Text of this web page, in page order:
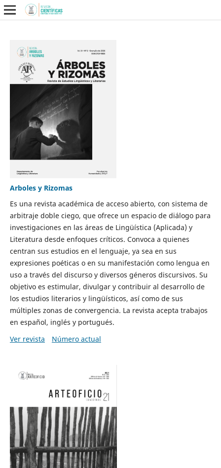
Arboles y Rizomas
Es una revista académica de acceso abierto, con sistema de
arbitraje doble ciego, que ofrece un espacio de diálogo para
investigaciones en las áreas de Lingüística (Aplicada) y
Literatura desde enfoques críticos. Convoca a quienes
centran sus estudios en el lenguaje, ya sea en sus
expresiones poéticas o en su manifestación como lengua en
uso a través del discurso y diversos géneros discursivos. Su
objetivo es estimular, divulgar y contribuir al desarrollo de
los estudios literarios y lingüísticos, así como de sus
múltiples zonas de convergencia. La revista acepta trabajos
en español, inglés y portugués.
Ver revista
Número actual